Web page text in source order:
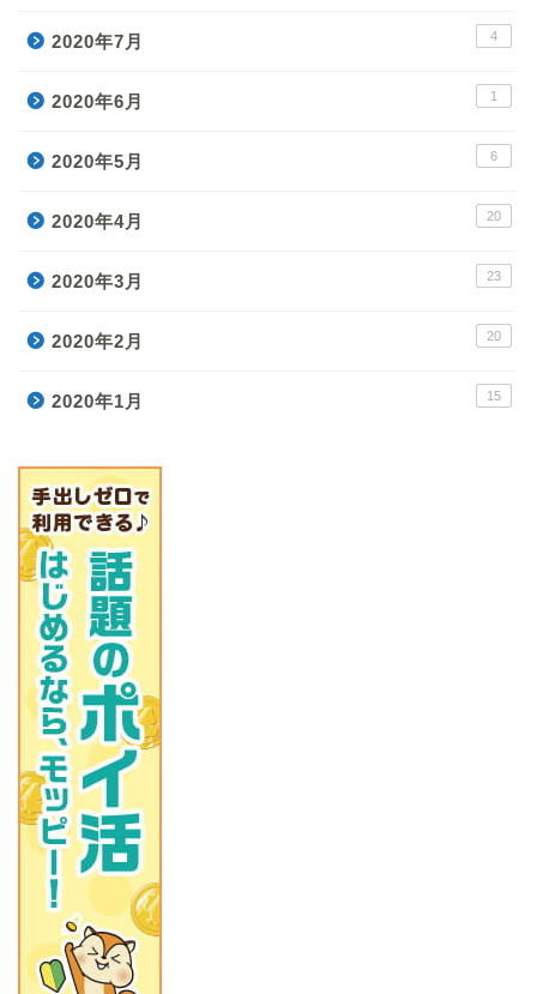
2020年7月 4
2020年6月 1
2020年5月 6
2020年4月 20
2020年3月 23
2020年2月 20
2020年1月 15